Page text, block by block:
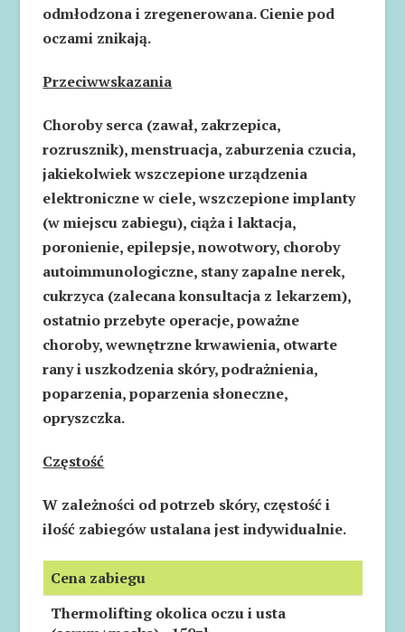
odmłodzona i zregenerowana. Cienie pod
oczami znikają.
Przeciwwskazania
Choroby serca (zawał, zakrzepica,
rozrusznik), menstruacja, zaburzenia czucia,
jakiekolwiek wszczepione urządzenia
elektroniczne w ciele, wszczepione implanty
(w miejscu zabiegu), ciąża i laktacja,
poronienie, epilepsje, nowotwory, choroby
autoimmunologiczne, stany zapalne nerek,
cukrzyca (zalecana konsultacja z lekarzem),
ostatnio przebyte operacje, poważne
choroby, wewnętrzne krwawienia, otwarte
rany i uszkodzenia skóry, podrażnienia,
poparzenia, poparzenia słoneczne,
opryszczka.
Częstość
W zależności od potrzeb skóry, częstość i
ilość zabiegów ustalana jest indywidualnie.
Cena zabiegu
Thermolifting okolica oczu i usta